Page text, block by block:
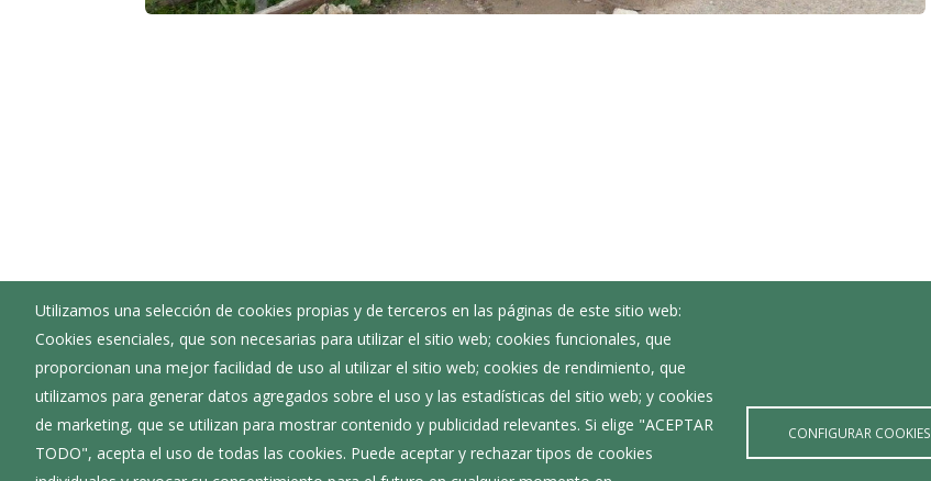
Utilizamos una selección de cookies propias y de terceros en las páginas de este sitio web:
Cookies esenciales, que son necesarias para utilizar el sitio web; cookies funcionales, que
proporcionan una mejor facilidad de uso al utilizar el sitio web; cookies de rendimiento, que
utilizamos para generar datos agregados sobre el uso y las estadísticas del sitio web; y cookies
de marketing, que se utilizan para mostrar contenido y publicidad relevantes. Si elige "ACEPTAR
TODO", acepta el uso de todas las cookies. Puede aceptar y rechazar tipos de cookies
CONFIGURAR COOKIES
Ayuntamiento de Caleruega
Calle Excelentísima Diputación, 4 - 09451
: 947534005
: caleruega@diputaciondeburgos.net
Corporación Municipal
Teléfonos de interés